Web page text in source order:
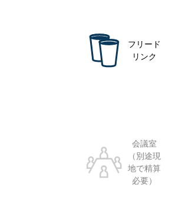
フリード
リンク
会議室
（別途現
地で精算
必要）